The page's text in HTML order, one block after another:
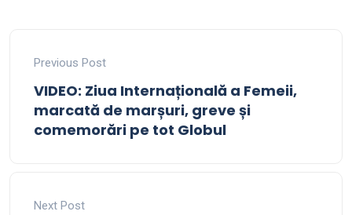
Previous Post
VIDEO: Ziua Internațională a Femeii,
marcată de marșuri, greve și
comemorări pe tot Globul
Next Post